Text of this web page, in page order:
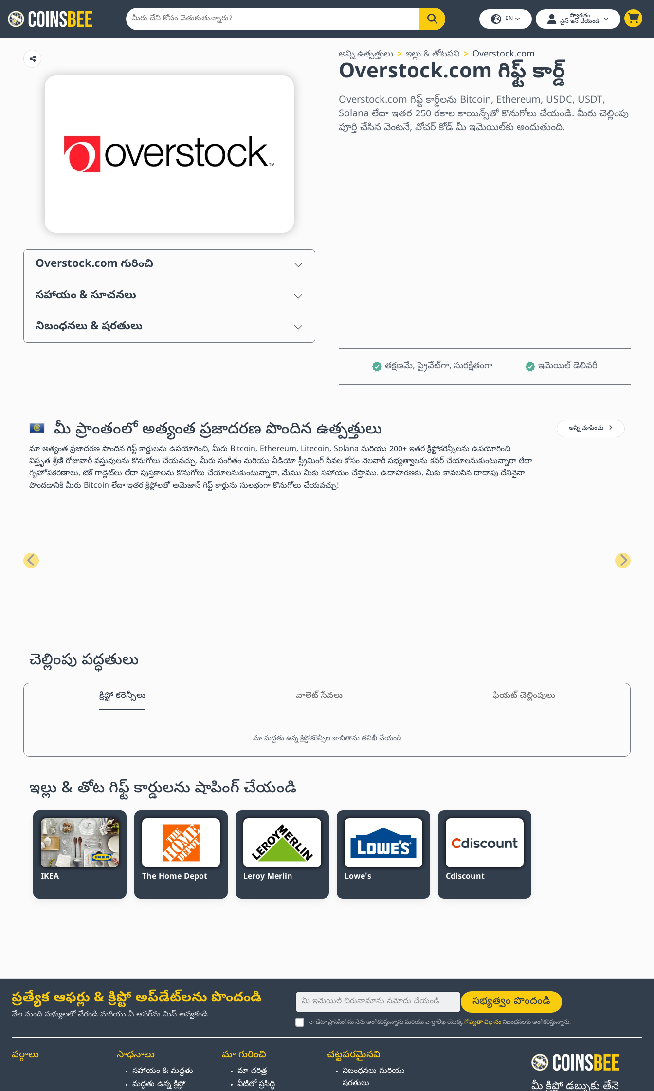
EN స్వాగతం
సైన్ ఇన్ చేయండి
Overstock.com గురించి
సహాయం & సూచనలు
నిబంధనలు & షరతులు
అన్ని ఉత్పత్తులు ఇల్లు & తోటపని Overstock.com
Overstock.com గిఫ్ట్ కార్డ్
Overstock.com గిఫ్ట్ కార్డ్‌లను Bitcoin, Ethereum, USDC, USDT,
Solana లేదా ఇతర 250 రకాల కాయిన్స్‌తో కొనుగోలు చేయండి. మీరు చెల్లింపు
పూర్తి చేసిన వెంటనే, వోచర్ కోడ్ మీ ఇమెయిల్‌కు అందుతుంది.
తక్షణమే, ప్రైవేట్‌గా, సురక్షితంగా ఇమెయిల్ డెలివరీ
మీ ప్రాంతంలో అత్యంత ప్రజాదరణ పొందిన ఉత్పత్తులు
మా అత్యంత ప్రజాదరణ పొందిన గిఫ్ట్ కార్డులను ఉపయోగించి, మీరు Bitcoin, Ethereum, Litecoin, Solana మరియు 200+ ఇతర క్రిప్టోకరెన్సీలను ఉపయోగించి
విస్తృత శ్రేణి రోజువారీ వస్తువులను కొనుగోలు చేయవచ్చు. మీరు సంగీతం మరియు వీడియో స్ట్రీమింగ్ సేవల కోసం నెలవారీ సభ్యత్వాలను కవర్ చేయాలనుకుంటున్నారా లేదా
గృహోపకరణాలు, టెక్ గాడ్జెట్‌లు లేదా పుస్తకాలను కొనుగోలు చేయాలనుకుంటున్నారా, మేము మీకు సహాయం చేస్తాము. ఉదాహరణకు, మీకు కావలసిన దాదాపు దేనినైనా
పొందడానికి మీరు Bitcoin లేదా ఇతర క్రిప్టోలతో అమెజాన్ గిఫ్ట్ కార్డును సులభంగా కొనుగోలు చేయవచ్చు!
అన్నీ చూపించు
మునుపటి తదుపరి
చెల్లింపు పద్ధతులు
క్రిప్టో కరెన్సీలు వాలెట్ సేవలు ఫియట్ చెల్లింపులు
మా మద్దతు ఉన్న క్రిప్టోకరెన్సీల జాబితాను తనిఖీ చేయండి
ఇల్లు & తోట గిఫ్ట్ కార్డులను షాపింగ్ చేయండి
IKEA The Home Depot Leroy Merlin Lowe's Cdiscount
ప్రత్యేక ఆఫర్లు & క్రిప్టో అప్‌డేట్‌లను పొందండి
వేల మంది సభ్యులలో చేరండి మరియు ఏ ఆఫర్‌ను మిస్ అవ్వకండి.
సభ్యత్వం పొందండి
నా డేటా ప్రాసెసింగ్‌ను నేను అంగీకరిస్తున్నాను మరియు వార్తాలేఖ యొక్కగోప్యతా విధానంనిబంధనలకు అంగీకరిస్తున్నాను.
వర్గాలు సాధనాలు
సహాయం & మద్దతు
మద్దతు ఉన్న క్రిప్టో
మా గురించి
మా చరిత్ర
వీటిలో ప్రసిద్ధి
చట్టపరమైనవి
నిబంధనలు మరియు
షరతులు
మీ క్రిప్టో డబ్బుకు తేనె